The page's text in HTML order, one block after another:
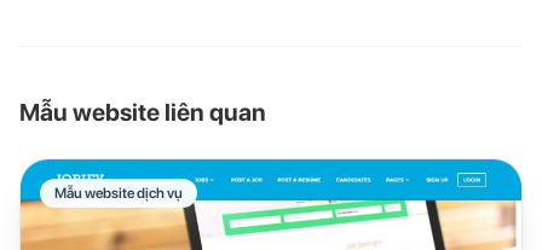
Mẫu website liên quan
Mẫu website dịch vụ